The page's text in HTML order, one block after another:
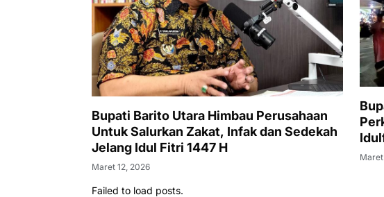
Bupati Barito Utara Himbau Perusahaan
Untuk Salurkan Zakat, Infak dan Sedekah
Jelang Idul Fitri 1447 H
Maret 12, 2026
Failed to load posts.